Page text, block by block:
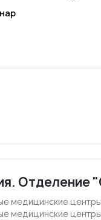
Отделение
медицинские
медицинские